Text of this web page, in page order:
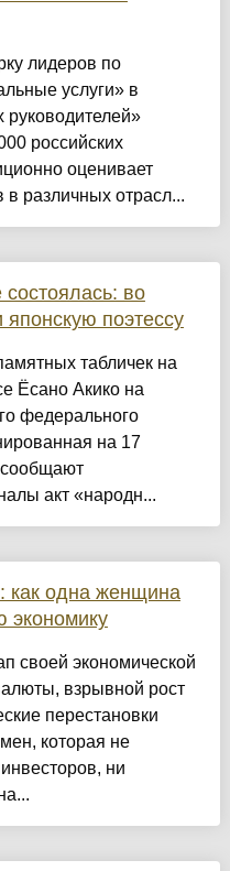
лидеров по
услуги» в
российских
оценивает
различных отрасл...
во
поэтессу
табличек на
Ёсано Акико на
федерального
на 17
акт «народн...
как одна женщина
экономику
своей экономической
взрывной рост
перестановки
которая не
ни